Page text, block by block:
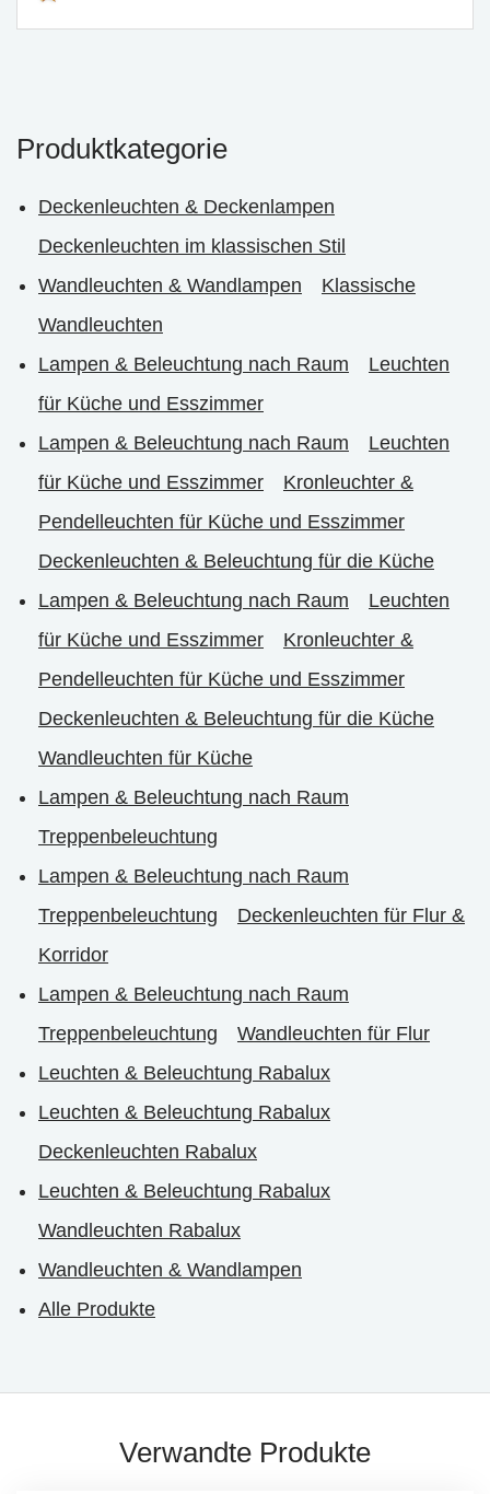
Produktkategorie
Deckenleuchten & Deckenlampen
Deckenleuchten im klassischen Stil
Wandleuchten & Wandlampen
Klassische
Wandleuchten
Lampen & Beleuchtung nach Raum
Leuchten
für Küche und Esszimmer
Lampen & Beleuchtung nach Raum
Leuchten
für Küche und Esszimmer
Kronleuchter &
Pendelleuchten für Küche und Esszimmer
Deckenleuchten & Beleuchtung für die Küche
Lampen & Beleuchtung nach Raum
Leuchten
für Küche und Esszimmer
Kronleuchter &
Pendelleuchten für Küche und Esszimmer
Deckenleuchten & Beleuchtung für die Küche
Wandleuchten für Küche
Lampen & Beleuchtung nach Raum
Treppenbeleuchtung
Lampen & Beleuchtung nach Raum
Treppenbeleuchtung
Deckenleuchten für Flur &
Korridor
Lampen & Beleuchtung nach Raum
Treppenbeleuchtung
Wandleuchten für Flur
Leuchten & Beleuchtung Rabalux
Leuchten & Beleuchtung Rabalux
Deckenleuchten Rabalux
Leuchten & Beleuchtung Rabalux
Wandleuchten Rabalux
Wandleuchten & Wandlampen
Alle Produkte
Verwandte Produkte